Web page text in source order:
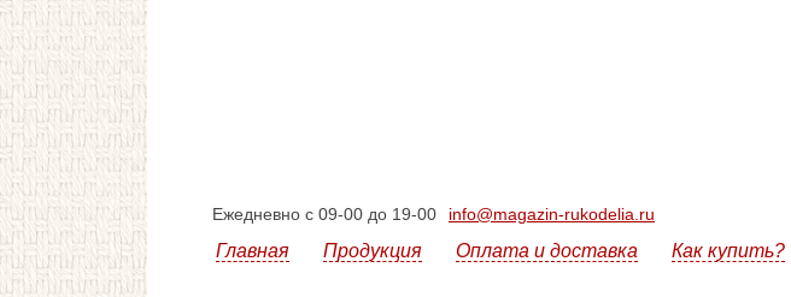
Ежедневно с 09-00 до 19-00 info@magazin-rukodelia.ru
Главная Продукция Оплата и доставка Как купить?